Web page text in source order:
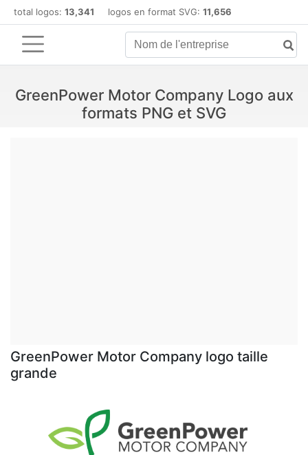
total logos: 13,341 logos en format SVG: 11,656
GreenPower Motor Company Logo aux
formats PNG et SVG
GreenPower Motor Company logo taille
grande